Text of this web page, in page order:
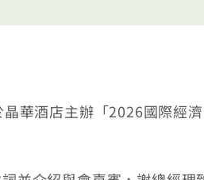
華酒店主辦「2026國際經